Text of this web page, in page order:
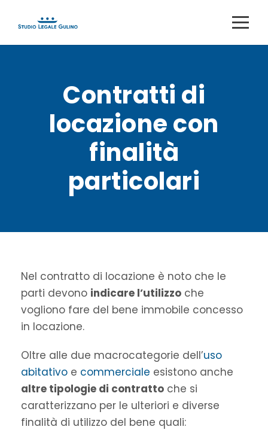
Contratti di
locazione con
finalità
particolari
Nel contratto di locazione è noto che le
parti devono indicare l’utilizzo che
vogliono fare del bene immobile concesso
in locazione.
Oltre alle due macrocategorie dell’uso
abitativo e commerciale esistono anche
altre tipologie di contratto che si
caratterizzano per le ulteriori e diverse
finalità di utilizzo del bene quali: